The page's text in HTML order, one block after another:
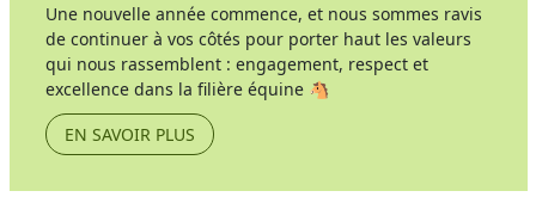
Une nouvelle année commence, et nous sommes ravis
de continuer à vos côtés pour porter haut les valeurs
qui nous rassemblent : engagement, respect et
excellence dans la filière équine 🐴
EN SAVOIR PLUS